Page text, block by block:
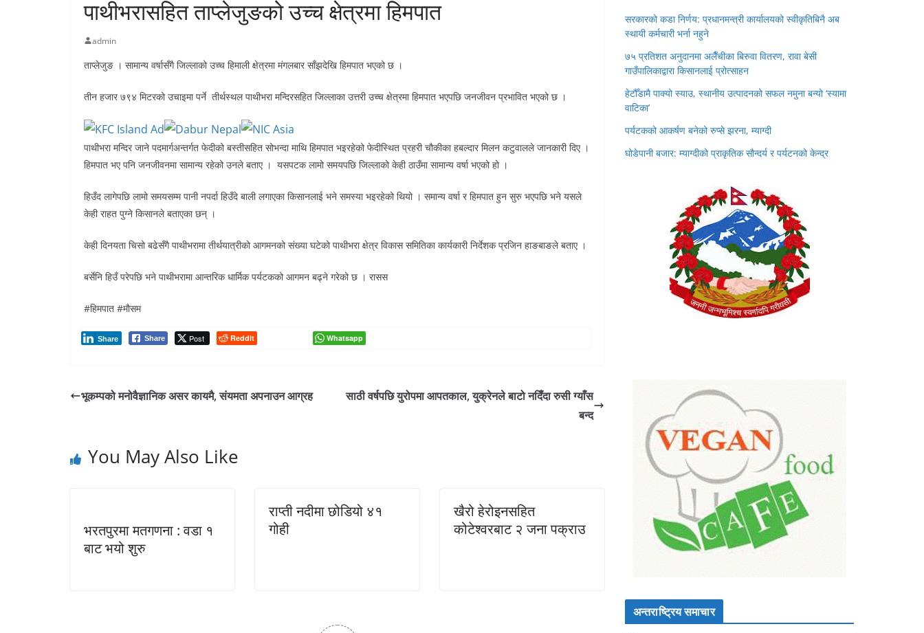
पाथीभरासहित ताप्लेजुङको उच्च क्षेत्रमा हिमपात
admin
ताप्लेजुङ । सामान्य वर्षासँगै जिल्लाको उच्च हिमाली क्षेत्रमा मंगलबार साँझदेखि हिमपात भएको छ ।
तीन हजार ७९४ मिटरको उचाइमा पर्ने तीर्थस्थल पाथीभरा मन्दिरसहित जिल्लाका उत्तरी उच्च क्षेत्रमा हिमपात भएपछि जनजीवन प्रभावित भएको छ ।
पाथीभरा मन्दिर जाने पदमार्गअन्तर्गत फेदीको बस्तीसहित सोभन्दा माथि हिमपात भइरहेको फेदीस्थित प्रहरी चौकीका हबल्दार मिलन कटुवालले जानकारी दिए ।
हिमपात भए पनि जनजीवनमा सामान्य रहेको उनले बताए । यसपटक लामो समयपछि जिल्लाको केही ठाउँमा सामान्य वर्षा भएको हो ।
हिउँद लागेपछि लामो समयसम्म पानी नपर्दा हिउँदे बाली लगाएका किसानलाई भने समस्या भइरहेको थियो । समान्य वर्षा र हिमपात हुन सुरु भएपछि भने यसले
केही राहत पुग्ने किसानले बताएका छन् ।
केही दिनयता चिसो बढेसँगै पाथीभरामा तीर्थयात्रीको आगमनको संख्या घटेको पाथीभरा क्षेत्र विकास समितिका कार्यकारी निर्देशक प्रजिन हाङबाङले बताए ।
बर्सेनि हिउँ परेपछि भने पाथीभरामा आन्तरिक धार्मिक पर्यटकको आगमन बढ्ने गरेको छ । रासस
#हिमपात #माैसम
Share Post
Share Reddit Whatsapp
भूकम्पको मनोवैज्ञानिक असर कायमै, संयमता अपनाउन आग्रह
साठी वर्षपछि युरोपमा आपतकाल, युक्रेनले बाटो नदिँदा रुसी ग्याँस
बन्द
You May Also Like
भरतपुरमा मतगणना : वडा १
बाट भयो शुरु
राप्ती नदीमा छोडियो ४१
गोही
खैरो हेरोइनसहित
कोटेश्वरबाट २ जना पक्राउ
सरकारको कडा निर्णय: प्रधानमन्त्री कार्यालयको स्वीकृतिबिनै अब
स्थायी कर्मचारी भर्ना नहुने
७५ प्रतिशत अनुदानमा अलैँचीका बिरुवा वितरण, रावा बेसी
गाउँपालिकाद्वारा किसानलाई प्रोत्साहन
हेटौँडामै पाक्यो स्याउ, स्थानीय उत्पादनको सफल नमुना बन्यो ‘स्यामा
वाटिका’
पर्यटकको आकर्षण बनेको रुप्से झरना, म्याग्दी
घोडेपानी बजार: म्याग्दीको प्राकृतिक सौन्दर्य र पर्यटनको केन्द्र
अन्तराष्ट्रिय समाचार